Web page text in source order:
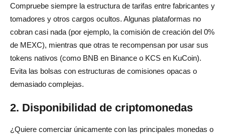
Compruebe siempre la estructura de tarifas entre fabricantes y
tomadores y otros cargos ocultos. Algunas plataformas no
cobran casi nada (por ejemplo, la comisión de creación del 0%
de MEXC), mientras que otras te recompensan por usar sus
tokens nativos (como BNB en Binance o KCS en KuCoin).
Evita las bolsas con estructuras de comisiones opacas o
demasiado complejas.
2. Disponibilidad de criptomonedas
¿Quiere comerciar únicamente con las principales monedas o